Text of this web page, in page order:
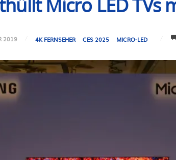
Micro LED TVs
2019 4K FERNSEHER CES 2025 MICRO-LED